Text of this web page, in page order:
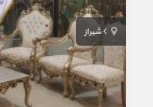
شیراز